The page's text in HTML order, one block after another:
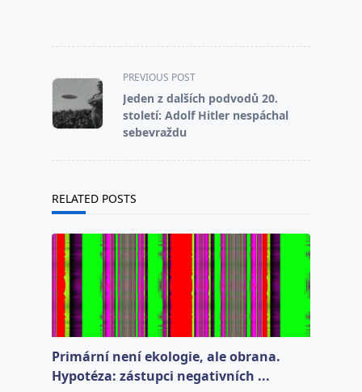
<span
class="nav-
subtitle
screen-
PREVIOUS POST
Jeden z dalších podvodů 20.
století: Adolf Hitler nespáchal
sebevraždu
RELATED POSTS
Primární není ekologie, ale obrana.
Hypotéza: zástupci negativních ...